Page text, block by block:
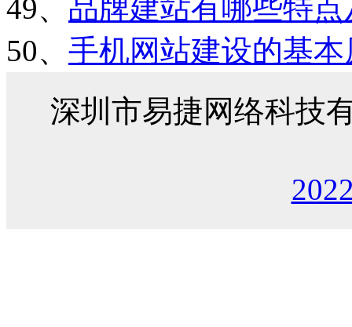
49、 品牌建站有哪些特
50、 手机网站建设的基本
深圳市易捷网络科